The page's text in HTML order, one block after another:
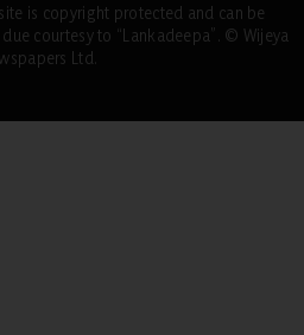
is copyright protected and can be
courtesy to “Lankadeepa”. © Wijeya
Ltd.